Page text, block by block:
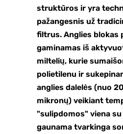
struktūros ir yra
pažangesnis už
filtrus. Anglies blokas
gaminamas iš
miltelių, kurie
polietilenu ir
anglies dalelės (nuo
mikronų) veikiant
"sulipdomos" viena su
gaunama tvarkinga